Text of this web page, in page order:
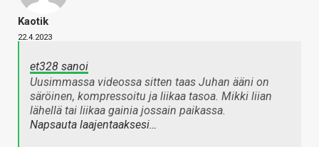
Kaotik
22.4.2023
et328 sanoi
Uusimmassa videossa sitten taas Juhan ääni on
säröinen, kompressoitu ja liikaa tasoa. Mikki liian
lähellä tai liikaa gainia jossain paikassa.
Napsauta laajentaaksesi…